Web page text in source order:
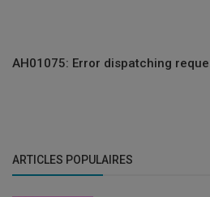
AH01075: Error dispatching
ARTICLES POPULAIRES